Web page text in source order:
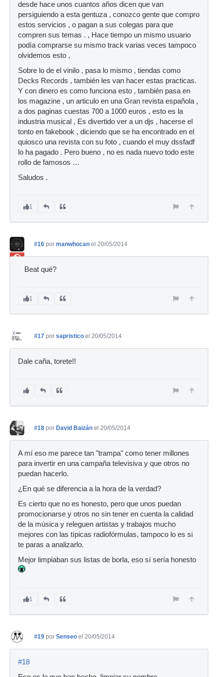
desde hace unos cuantos años dicen que van
persiguiendo a esta gentuza , conozco gente que compro
estos servicios , o pagan a sus colegas para que
compren sus temas . , Hace tiempo un mismo usuario
podía comprarse su mismo track varias veces tampoco
olvidemos esto ,
Sobre lo de el vinilo , pasa lo mismo , tiendas como
Decks Records , también les van hacer estas practicas.
Y con dinero es como funciona esto , también pasa en
los magazine , un articulo en una Gran revista española ,
a dos paginas cuestas 700 a 1000 euros , esto es la
industria musical , Es divertido ver a un djs , hacerse el
tonto en fakebook , diciendo que se ha encontrado en el
quiosco una revista con su foto , cuando el muy dssfadf
lo ha pagado . Pero bueno , no es nada nuevo todo este
rollo de famosos …
Saludos .
1
#16 por manwhocan el 20/05/2014
Beat qué?
1
#17 por sapristico el 20/05/2014
Dale caña, torete!!
#18 por David Baizán el 20/05/2014
A mí eso me parece tan "trampa" como tener millones
para invertir en una campaña televisiva y que otros no
puedan hacerlo.
¿En qué se diferencia a la hora de la verdad?
Es cierto que no es honesto, pero que unos puedan
promocionarse y otros no sin tener en cuenta la calidad
de la música y releguen artistas y trabajos mucho
mejores con las típicas radiofórmulas, tampoco lo es si
te paras a analizarlo.
Mejor limpiaban sus listas de borla, eso sí sería honesto
1
#19 por Senseo el 20/05/2014
#18